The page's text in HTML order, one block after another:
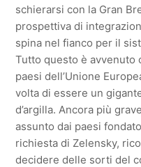
schierarsi con la Gran
prospettiva di
spina nel fianco per il
Tutto questo è avvenuto
paesi dell’Unione
volta di essere un
d’argilla. Ancora più
assunto dai paesi
richiesta di Zelensky,
decidere delle sorti del